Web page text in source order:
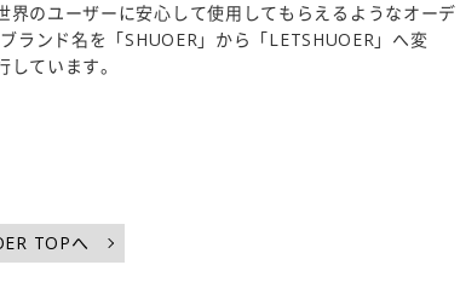
のユーザーに安心して使用してもらえるようなオーデ
ランド名を「SHUOER」から「LETSHUOER」へ変
ています。
TOPへ